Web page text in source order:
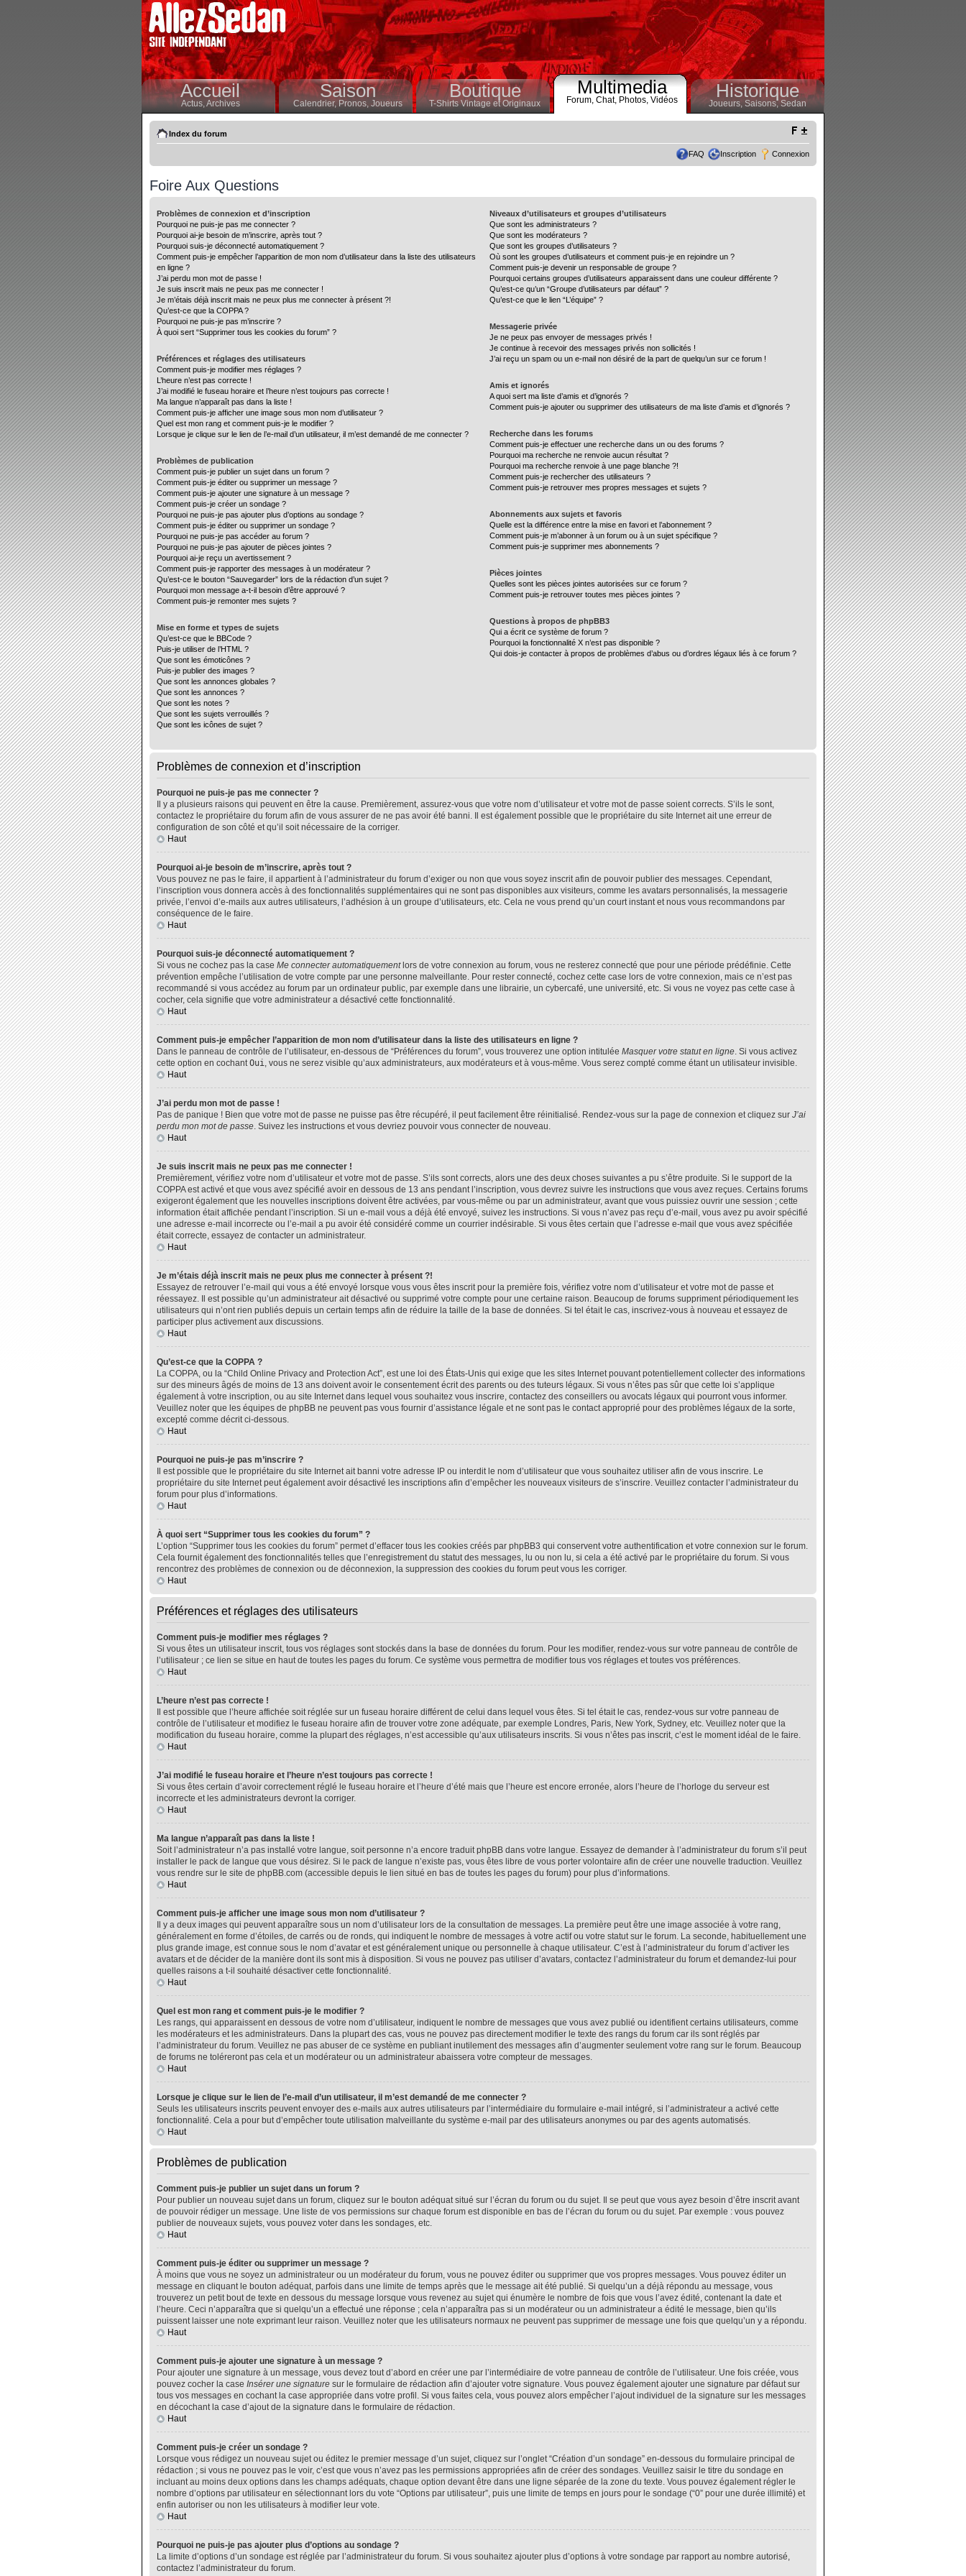
Accueil
Actus,Archives
Saison
Calendrier,Pronos, Joueurs
Boutique
T-Shirts Vintage et Originaux
Multimedia
Forum, Chat, Photos, Vidéos Historique
Joueurs, Saisons,Sedan
Index du forum
FAQ Inscription Connexion
Foire Aux Questions
Problèmes de connexion et d’inscription
Pourquoi ne puis-je pas me connecter ?
Pourquoi ai-je besoin de m’inscrire, après tout ?
Pourquoi suis-je déconnecté automatiquement ?
Comment puis-je empêcher l’apparition de mon nom d’utilisateur dans la liste des utilisateurs
en ligne ?
J’ai perdu mon mot de passe !
Je suis inscrit mais ne peux pas me connecter !
Je m’étais déjà inscrit mais ne peux plus me connecter à présent ?!
Qu’est-ce que la COPPA ?
Pourquoi ne puis-je pas m’inscrire ?
À quoi sert “Supprimer tous les cookies du forum” ?
Préférences et réglages des utilisateurs
Comment puis-je modifier mes réglages ?
L’heure n’est pas correcte !
J’ai modifié le fuseau horaire et l’heure n’est toujours pas correcte !
Ma langue n’apparaît pas dans la liste !
Comment puis-je afficher une image sous mon nom d’utilisateur ?
Quel est mon rang et comment puis-je le modifier ?
Lorsque je clique sur le lien de l’e-mail d’un utilisateur, il m’est demandé de me connecter ?
Problèmes de publication
Comment puis-je publier un sujet dans un forum ?
Comment puis-je éditer ou supprimer un message ?
Comment puis-je ajouter une signature à un message ?
Comment puis-je créer un sondage ?
Pourquoi ne puis-je pas ajouter plus d’options au sondage ?
Comment puis-je éditer ou supprimer un sondage ?
Pourquoi ne puis-je pas accéder au forum ?
Pourquoi ne puis-je pas ajouter de pièces jointes ?
Pourquoi ai-je reçu un avertissement ?
Comment puis-je rapporter des messages à un modérateur ?
Qu’est-ce le bouton “Sauvegarder” lors de la rédaction d’un sujet ?
Pourquoi mon message a-t-il besoin d’être approuvé ?
Comment puis-je remonter mes sujets ?
Mise en forme et types de sujets
Qu’est-ce que le BBCode ?
Puis-je utiliser de l’HTML ?
Que sont les émoticônes ?
Puis-je publier des images ?
Que sont les annonces globales ?
Que sont les annonces ?
Que sont les notes ?
Que sont les sujets verrouillés ?
Que sont les icônes de sujet ?
Niveaux d’utilisateurs et groupes d’utilisateurs
Que sont les administrateurs ?
Que sont les modérateurs ?
Que sont les groupes d’utilisateurs ?
Où sont les groupes d’utilisateurs et comment puis-je en rejoindre un ?
Comment puis-je devenir un responsable de groupe ?
Pourquoi certains groupes d’utilisateurs apparaissent dans une couleur différente ?
Qu’est-ce qu’un “Groupe d’utilisateurs par défaut” ?
Qu’est-ce que le lien “L’équipe” ?
Messagerie privée
Je ne peux pas envoyer de messages privés !
Je continue à recevoir des messages privés non sollicités !
J’ai reçu un spam ou un e-mail non désiré de la part de quelqu’un sur ce forum !
Amis et ignorés
A quoi sert ma liste d’amis et d’ignorés ?
Comment puis-je ajouter ou supprimer des utilisateurs de ma liste d’amis et d’ignorés ?
Recherche dans les forums
Comment puis-je effectuer une recherche dans un ou des forums ?
Pourquoi ma recherche ne renvoie aucun résultat ?
Pourquoi ma recherche renvoie à une page blanche ?!
Comment puis-je rechercher des utilisateurs ?
Comment puis-je retrouver mes propres messages et sujets ?
Abonnements aux sujets et favoris
Quelle est la différence entre la mise en favori et l’abonnement ?
Comment puis-je m’abonner à un forum ou à un sujet spécifique ?
Comment puis-je supprimer mes abonnements ?
Pièces jointes
Quelles sont les pièces jointes autorisées sur ce forum ?
Comment puis-je retrouver toutes mes pièces jointes ?
Questions à propos de phpBB3
Qui a écrit ce système de forum ?
Pourquoi la fonctionnalité X n’est pas disponible ?
Qui dois-je contacter à propos de problèmes d’abus ou d’ordres légaux liés à ce forum ?
Problèmes de connexion et d’inscription
Pourquoi ne puis-je pas me connecter ?
Il y a plusieurs raisons qui peuvent en être la cause. Premièrement, assurez-vous que votre nom d’utilisateur et votre mot de passe soient corrects. S’ils le sont,
contactez le propriétaire du forum afin de vous assurer de ne pas avoir été banni. Il est également possible que le propriétaire du site Internet ait une erreur de
configuration de son côté et qu’il soit nécessaire de la corriger.
Haut
Pourquoi ai-je besoin de m’inscrire, après tout ?
Vous pouvez ne pas le faire, il appartient à l’administrateur du forum d’exiger ou non que vous soyez inscrit afin de pouvoir publier des messages. Cependant,
l’inscription vous donnera accès à des fonctionnalités supplémentaires qui ne sont pas disponibles aux visiteurs, comme les avatars personnalisés, la messagerie
privée, l’envoi d’e-mails aux autres utilisateurs, l’adhésion à un groupe d’utilisateurs, etc. Cela ne vous prend qu’un court instant et nous vous recommandons par
conséquence de le faire.
Haut
Pourquoi suis-je déconnecté automatiquement ?
Si vous ne cochez pas la case Me connecter automatiquementlors de votre connexion au forum, vous ne resterez connecté que pour une période prédéfinie. Cette
prévention empêche l’utilisation de votre compte par une personne malveillante. Pour rester connecté, cochez cette case lors de votre connexion, mais ce n’est pas
recommandé si vous accédez au forum par un ordinateur public, par exemple dans une librairie, un cybercafé, une université, etc. Si vous ne voyez pas cette case à
cocher, cela signifie que votre administrateur a désactivé cette fonctionnalité.
Haut
Comment puis-je empêcher l’apparition de mon nom d’utilisateur dans la liste des utilisateurs en ligne ?
Dans le panneau de contrôle de l’utilisateur, en-dessous de “Préférences du forum”, vous trouverez une option intitulée Masquer votre statut en ligne. Si vous activez
cette option en cochantOui, vous ne serez visible qu’aux administrateurs, aux modérateurs et à vous-même. Vous serez compté comme étant un utilisateur invisible.
Haut
J’ai perdu mon mot de passe !
Pas de panique ! Bien que votre mot de passe ne puisse pas être récupéré, il peut facilement être réinitialisé. Rendez-vous sur la page de connexion et cliquez sur J’ai
perdu mon mot de passe. Suivez les instructions et vous devriez pouvoir vous connecter de nouveau.
Haut
Je suis inscrit mais ne peux pas me connecter !
Premièrement, vérifiez votre nom d’utilisateur et votre mot de passe. S’ils sont corrects, alors une des deux choses suivantes a pu s’être produite. Si le support de la
COPPA est activé et que vous avez spécifié avoir en dessous de 13 ans pendant l’inscription, vous devrez suivre les instructions que vous avez reçues. Certains forums
exigeront également que les nouvelles inscriptions doivent être activées, par vous-même ou par un administrateur, avant que vous puissiez ouvrir une session ; cette
information était affichée pendant l’inscription. Si un e-mail vous a déjà été envoyé, suivez les instructions. Si vous n’avez pas reçu d’e-mail, vous avez pu avoir spécifié
une adresse e-mail incorrecte ou l’e-mail a pu avoir été considéré comme un courrier indésirable. Si vous êtes certain que l’adresse e-mail que vous avez spécifiée
était correcte, essayez de contacter un administrateur.
Haut
Je m’étais déjà inscrit mais ne peux plus me connecter à présent ?!
Essayez de retrouver l’e-mail qui vous a été envoyé lorsque vous vous êtes inscrit pour la première fois, vérifiez votre nom d’utilisateur et votre mot de passe et
réessayez. Il est possible qu’un administrateur ait désactivé ou supprimé votre compte pour une certaine raison. Beaucoup de forums suppriment périodiquement les
utilisateurs qui n’ont rien publiés depuis un certain temps afin de réduire la taille de la base de données. Si tel était le cas, inscrivez-vous à nouveau et essayez de
participer plus activement aux discussions.
Haut
Qu’est-ce que la COPPA ?
La COPPA, ou la “Child Online Privacy and Protection Act”, est une loi des États-Unis qui exige que les sites Internet pouvant potentiellement collecter des informations
sur des mineurs âgés de moins de 13 ans doivent avoir le consentement écrit des parents ou des tuteurs légaux. Si vous n’êtes pas sûr que cette loi s’applique
également à votre inscription, ou au site Internet dans lequel vous souhaitez vous inscrire, contactez des conseillers ou avocats légaux qui pourront vous informer.
Veuillez noter que les équipes de phpBB ne peuvent pas vous fournir d’assistance légale et ne sont pas le contact approprié pour des problèmes légaux de la sorte,
excepté comme décrit ci-dessous.
Haut
Pourquoi ne puis-je pas m’inscrire ?
Il est possible que le propriétaire du site Internet ait banni votre adresse IP ou interdit le nom d’utilisateur que vous souhaitez utiliser afin de vous inscrire. Le
propriétaire du site Internet peut également avoir désactivé les inscriptions afin d’empêcher les nouveaux visiteurs de s’inscrire. Veuillez contacter l’administrateur du
forum pour plus d’informations.
Haut
À quoi sert “Supprimer tous les cookies du forum” ?
L’option “Supprimer tous les cookies du forum” permet d’effacer tous les cookies créés par phpBB3 qui conservent votre authentification et votre connexion sur le forum.
Cela fournit également des fonctionnalités telles que l’enregistrement du statut des messages, lu ou non lu, si cela a été activé par le propriétaire du forum. Si vous
rencontrez des problèmes de connexion ou de déconnexion, la suppression des cookies du forum peut vous les corriger.
Haut
Préférences et réglages des utilisateurs
Comment puis-je modifier mes réglages ?
Si vous êtes un utilisateur inscrit, tous vos réglages sont stockés dans la base de données du forum. Pour les modifier, rendez-vous sur votre panneau de contrôle de
l’utilisateur ; ce lien se situe en haut de toutes les pages du forum. Ce système vous permettra de modifier tous vos réglages et toutes vos préférences.
Haut
L’heure n’est pas correcte !
Il est possible que l’heure affichée soit réglée sur un fuseau horaire différent de celui dans lequel vous êtes. Si tel était le cas, rendez-vous sur votre panneau de
contrôle de l’utilisateur et modifiez le fuseau horaire afin de trouver votre zone adéquate, par exemple Londres, Paris, New York, Sydney, etc. Veuillez noter que la
modification du fuseau horaire, comme la plupart des réglages, n’est accessible qu’aux utilisateurs inscrits. Si vous n’êtes pas inscrit, c’est le moment idéal de le faire.
Haut
J’ai modifié le fuseau horaire et l’heure n’est toujours pas correcte !
Si vous êtes certain d’avoir correctement réglé le fuseau horaire et l’heure d’été mais que l’heure est encore erronée, alors l’heure de l’horloge du serveur est
incorrecte et les administrateurs devront la corriger.
Haut
Ma langue n’apparaît pas dans la liste !
Soit l’administrateur n’a pas installé votre langue, soit personne n’a encore traduit phpBB dans votre langue. Essayez de demander à l’administrateur du forum s’il peut
installer le pack de langue que vous désirez. Si le pack de langue n’existe pas, vous êtes libre de vous porter volontaire afin de créer une nouvelle traduction. Veuillez
vous rendre sur le site de phpBB.com (accessible depuis le lien situé en bas de toutes les pages du forum) pour plus d’informations.
Haut
Comment puis-je afficher une image sous mon nom d’utilisateur ?
Il y a deux images qui peuvent apparaître sous un nom d’utilisateur lors de la consultation de messages. La première peut être une image associée à votre rang,
généralement en forme d’étoiles, de carrés ou de ronds, qui indiquent le nombre de messages à votre actif ou votre statut sur le forum. La seconde, habituellement une
plus grande image, est connue sous le nom d’avatar et est généralement unique ou personnelle à chaque utilisateur. C’est à l’administrateur du forum d’activer les
avatars et de décider de la manière dont ils sont mis à disposition. Si vous ne pouvez pas utiliser d’avatars, contactez l’administrateur du forum et demandez-lui pour
quelles raisons a t-il souhaité désactiver cette fonctionnalité.
Haut
Quel est mon rang et comment puis-je le modifier ?
Les rangs, qui apparaissent en dessous de votre nom d’utilisateur, indiquent le nombre de messages que vous avez publié ou identifient certains utilisateurs, comme
les modérateurs et les administrateurs. Dans la plupart des cas, vous ne pouvez pas directement modifier le texte des rangs du forum car ils sont réglés par
l’administrateur du forum. Veuillez ne pas abuser de ce système en publiant inutilement des messages afin d’augmenter seulement votre rang sur le forum. Beaucoup
de forums ne toléreront pas cela et un modérateur ou un administrateur abaissera votre compteur de messages.
Haut
Lorsque je clique sur le lien de l’e-mail d’un utilisateur, il m’est demandé de me connecter ?
Seuls les utilisateurs inscrits peuvent envoyer des e-mails aux autres utilisateurs par l’intermédiaire du formulaire e-mail intégré, si l’administrateur a activé cette
fonctionnalité. Cela a pour but d’empêcher toute utilisation malveillante du système e-mail par des utilisateurs anonymes ou par des agents automatisés.
Haut
Problèmes de publication
Comment puis-je publier un sujet dans un forum ?
Pour publier un nouveau sujet dans un forum, cliquez sur le bouton adéquat situé sur l’écran du forum ou du sujet. Il se peut que vous ayez besoin d’être inscrit avant
de pouvoir rédiger un message. Une liste de vos permissions sur chaque forum est disponible en bas de l’écran du forum ou du sujet. Par exemple : vous pouvez
publier de nouveaux sujets, vous pouvez voter dans les sondages, etc.
Haut
Comment puis-je éditer ou supprimer un message ?
À moins que vous ne soyez un administrateur ou un modérateur du forum, vous ne pouvez éditer ou supprimer que vos propres messages. Vous pouvez éditer un
message en cliquant le bouton adéquat, parfois dans une limite de temps après que le message ait été publié. Si quelqu’un a déjà répondu au message, vous
trouverez un petit bout de texte en dessous du message lorsque vous revenez au sujet qui énumère le nombre de fois que vous l’avez édité, contenant la date et
l’heure. Ceci n’apparaîtra que si quelqu’un a effectué une réponse ; cela n’apparaîtra pas si un modérateur ou un administrateur a édité le message, bien qu’ils
puissent laisser une note exprimant leur raison. Veuillez noter que les utilisateurs normaux ne peuvent pas supprimer de message une fois que quelqu’un y a répondu.
Haut
Comment puis-je ajouter une signature à un message ?
Pour ajouter une signature à un message, vous devez tout d’abord en créer une par l’intermédiaire de votre panneau de contrôle de l’utilisateur. Une fois créée, vous
pouvez cocher la case Insérer une signature sur le formulaire de rédaction afin d’ajouter votre signature. Vous pouvez également ajouter une signature par défaut sur
tous vos messages en cochant la case appropriée dans votre profil. Si vous faites cela, vous pouvez alors empêcher l’ajout individuel de la signature sur les messages
en décochant la case d’ajout de la signature dans le formulaire de rédaction.
Haut
Comment puis-je créer un sondage ?
Lorsque vous rédigez un nouveau sujet ou éditez le premier message d’un sujet, cliquez sur l’onglet “Création d’un sondage” en-dessous du formulaire principal de
rédaction ; si vous ne pouvez pas le voir, c’est que vous n’avez pas les permissions appropriées afin de créer des sondages. Veuillez saisir le titre du sondage en
incluant au moins deux options dans les champs adéquats, chaque option devant être dans une ligne séparée de la zone du texte. Vous pouvez également régler le
nombre d’options par utilisateur en sélectionnant lors du vote “Options par utilisateur”, puis une limite de temps en jours pour le sondage (“0” pour une durée illimité) et
enfin autoriser ou non les utilisateurs à modifier leur vote.
Haut
Pourquoi ne puis-je pas ajouter plus d’options au sondage ?
La limite d’options d’un sondage est réglée par l’administrateur du forum. Si vous souhaitez ajouter plus d’options à votre sondage par rapport au nombre autorisé,
contactez l’administrateur du forum.